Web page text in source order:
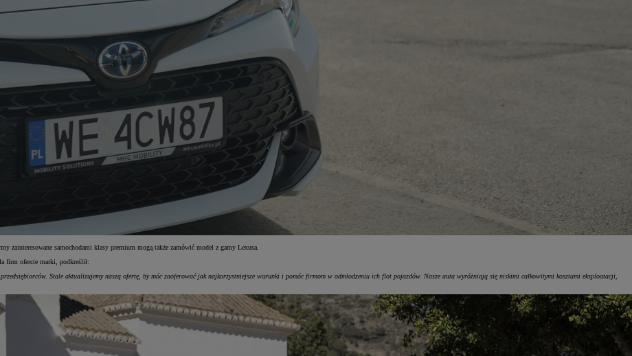
zainteresowane samochodami klasy premium mogą także zamówić model z gamy Lexusa.
firm ofercie marki, podkreślił:
Stale aktualizujemy naszą ofertę, by móc zaoferować jak najkorzystniejsze warunki i pomóc firmom w odmłodzeniu ich flot pojazdów. Nasze auta wyróżniają się niskimi całkowitymi kosztami eksploatacji,